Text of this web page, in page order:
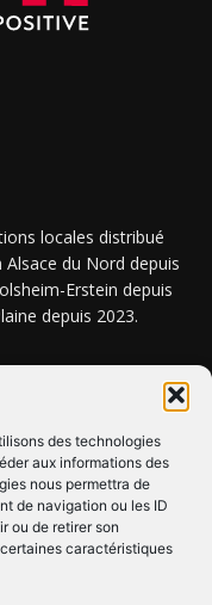
des technologies
aux informations des
nous permettra de
de navigation ou les ID
ou de retirer son
caractéristiques
locales distribué
du Nord depuis
Erstein depuis
depuis 2023.
!